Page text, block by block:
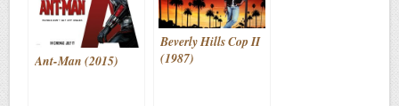
Ant-Man (2015)
Beverly Hills Cop II
(1987)